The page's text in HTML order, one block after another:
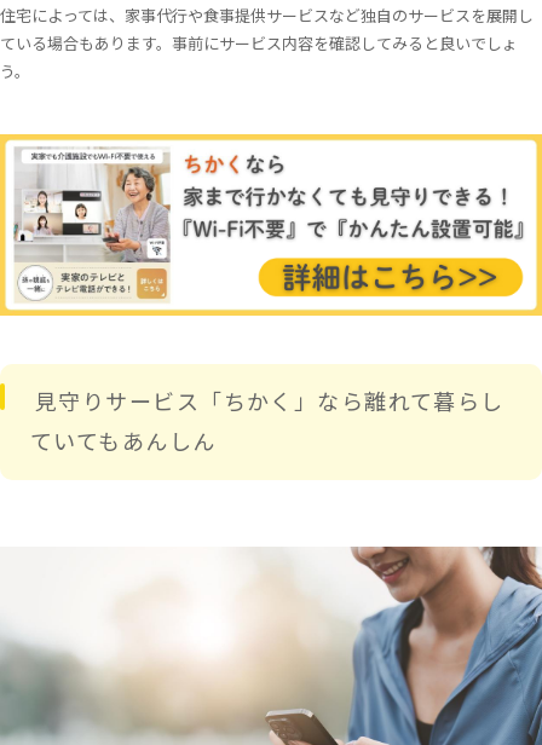
住宅によっては、家事代行や食事提供サービスなど独自のサービスを展開し
ている場合もあります。事前にサービス内容を確認してみると良いでしょ
う。
見守りサービス「ちかく」なら離れて暮らし
ていてもあんしん